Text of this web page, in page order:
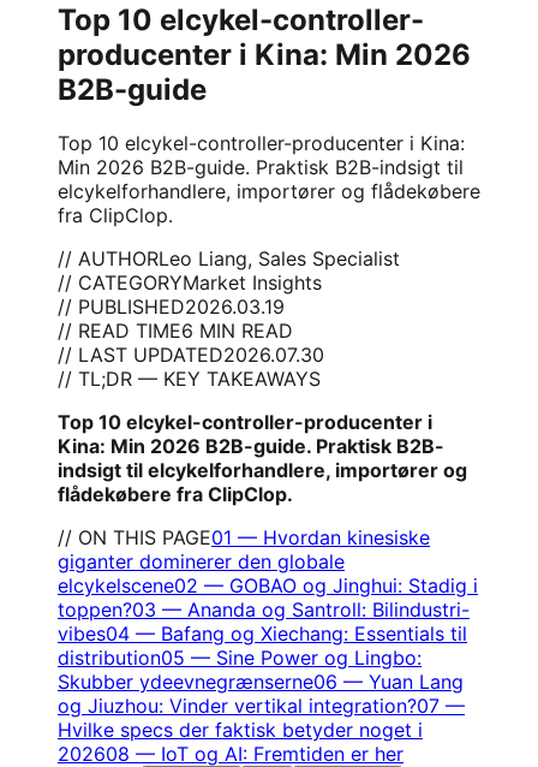
Top 10 elcykel-controller-
producenter i Kina: Min 2026
B2B-guide
Top 10 elcykel-controller-producenter i Kina:
Min 2026 B2B-guide. Praktisk B2B-indsigt til
elcykelforhandlere, importører og flådekøbere
fra ClipClop.
// AUTHORLeo Liang, Sales Specialist
// CATEGORYMarket Insights
// PUBLISHED2026.03.19
// READ TIME6 MIN READ
// LAST UPDATED2026.07.30
// TL;DR — KEY TAKEAWAYS
Top 10 elcykel-controller-producenter i
Kina: Min 2026 B2B-guide. Praktisk B2B-
indsigt til elcykelforhandlere, importører og
flådekøbere fra ClipClop.
// ON THIS PAGE01 — Hvordan kinesiske
giganter dominerer den globale
elcykelscene02 — GOBAO og Jinghui: Stadig i
toppen?03 — Ananda og Santroll: Bilindustri-
vibes04 — Bafang og Xiechang: Essentials til
distribution05 — Sine Power og Lingbo:
Skubber ydeevnegrænserne06 — Yuan Lang
og Jiuzhou: Vinder vertikal integration?07 —
Hvilke specs der faktisk betyder noget i
202608 — IoT og AI: Fremtiden er her